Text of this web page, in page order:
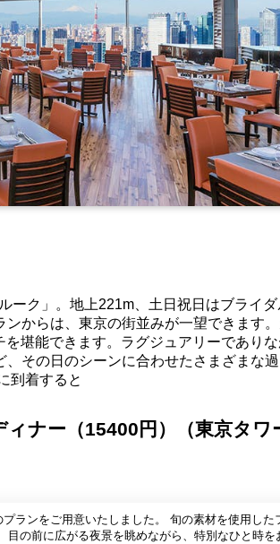
ーク」。地上221m、土日祝日はブライダ
からは、東京の街並みが一望できます
堪能できます。ラグジュアリーであり
その日のシーンに合わせたさまざまな
到着すると
ィナー（15400円）（東京タワ
ランをご用意いたしました。 旬の素材を使用した